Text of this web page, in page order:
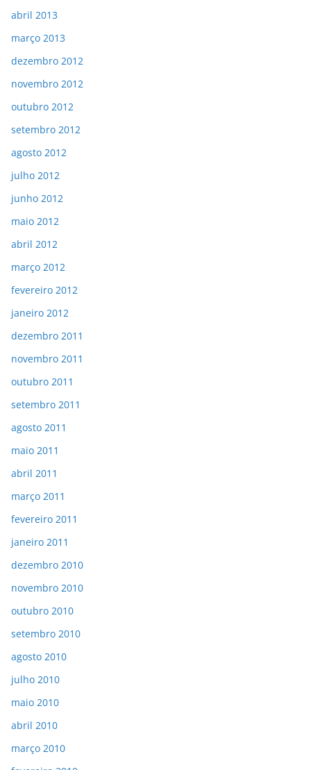
abril 2013
março 2013
dezembro 2012
novembro 2012
outubro 2012
setembro 2012
agosto 2012
julho 2012
junho 2012
maio 2012
abril 2012
março 2012
fevereiro 2012
janeiro 2012
dezembro 2011
novembro 2011
outubro 2011
setembro 2011
agosto 2011
maio 2011
abril 2011
março 2011
fevereiro 2011
janeiro 2011
dezembro 2010
novembro 2010
outubro 2010
setembro 2010
agosto 2010
julho 2010
maio 2010
abril 2010
março 2010